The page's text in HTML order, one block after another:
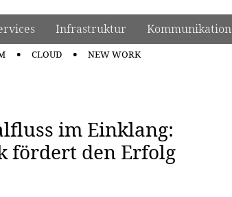
Infrastruktur Kommunikation
CLOUD NEW WORK
im Einklang:
fördert den Erfolg